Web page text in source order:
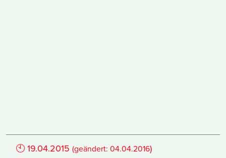
🕙19.04.2015 (geändert:04.04.2016)